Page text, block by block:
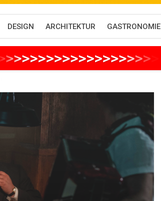
DESIGN ARCHITEKTUR GASTRONOMIE
>>>>>>>>>>>>>>>>>>>